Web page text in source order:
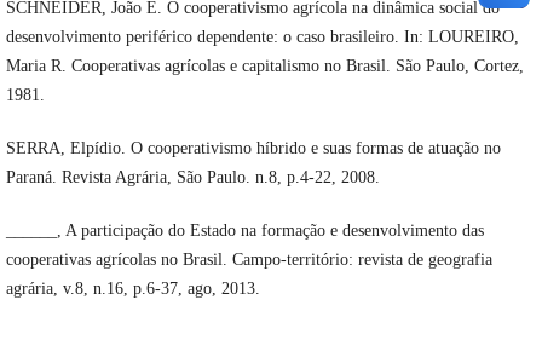
SCHNEIDER, João E. O cooperativismo agrícola na dinâmica social do
desenvolvimento periférico dependente: o caso brasileiro. In: LOUREIRO,
Maria R. Cooperativas agrícolas e capitalismo no Brasil. São Paulo, Cortez,
1981.
SERRA, Elpídio. O cooperativismo híbrido e suas formas de atuação no
Paraná. Revista Agrária, São Paulo. n.8, p.4-22, 2008.
______, A participação do Estado na formação e desenvolvimento das
cooperativas agrícolas no Brasil. Campo-território: revista de geografia
agrária, v.8, n.16, p.6-37, ago, 2013.